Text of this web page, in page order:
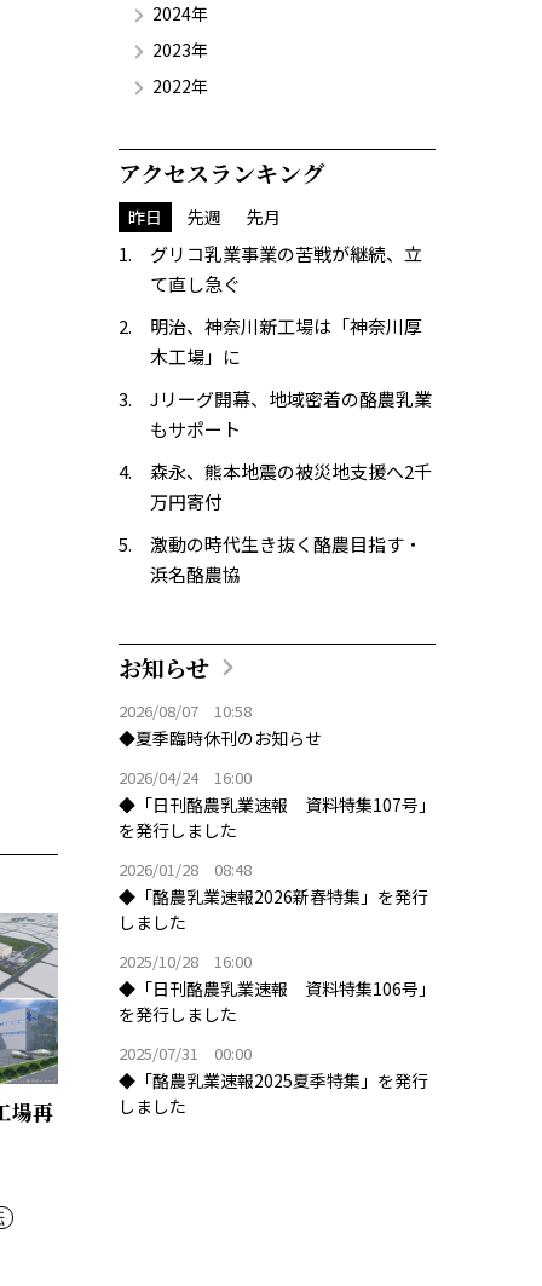
場再
2024年
2023年
2022年
アクセスランキング
昨日 先週 先月
グリコ乳業事業の苦戦が継続、立
て直し急ぐ
明治、神奈川新工場は「神奈川厚
木工場」に
Jリーグ開幕、地域密着の酪農乳業
もサポート
森永、熊本地震の被災地支援へ2千
万円寄付
激動の時代生き抜く酪農目指す・
浜名酪農協
お知らせ
2026/08/07 10:58
◆夏季臨時休刊のお知らせ
2026/04/24 16:00
◆「日刊酪農乳業速報 資料特集107号」
を発行しました
2026/01/28 08:48
◆「酪農乳業速報2026新春特集」を発行
しました
2025/10/28 16:00
◆「日刊酪農乳業速報 資料特集106号」
を発行しました
2025/07/31 00:00
◆「酪農乳業速報2025夏季特集」を発行
しました